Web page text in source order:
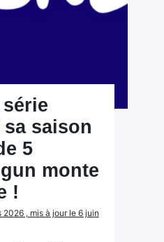
saison
5
monte
!
, mis à jour le 6 juin